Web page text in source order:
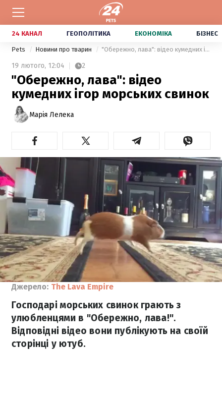
24 КАНАЛ ГЕОПОЛІТИКА ЕКОНОМІКА БІЗНЕС
Pets Новини про тварин "Обережно, лава": відео кумедних ігор морських свинок
19 лютого, 12:04 2
"Обережно, лава": відео
кумедних ігор морських свинок
Марія Лелека
Джерело: The Lava Empire
Господарі морських свинок грають з
улюбленцями в "Обережно, лава!".
Відповідні відео вони публікують на своїй
сторінці у ютуб.